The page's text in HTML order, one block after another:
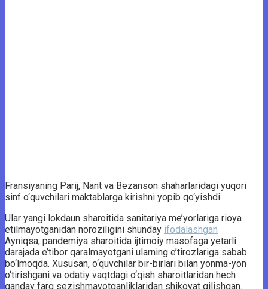
Fransiyaning Parij, Nant va Bezanson shaharlaridagi yuqori
sinf o‘quvchilari maktablarga kirishni yopib qo‘yishdi.
Ular yangi lokdaun sharoitida sanitariya me’yorlariga rioya
etilmayotganidan noroziligini shunday ifodalashgan
Ayniqsa, pandemiya sharoitida ijtimoiy masofaga yetarli
darajada e’tibor qaralmayotgani ularning e’tirozlariga sabab
bo‘lmoqda. Xususan, o‘quvchilar bir-birlari bilan yonma-yon
o‘tirishgani va odatiy vaqtdagi o‘qish sharoitlaridan hech
qanday farq sezishmayotganliklaridan shikoyat qilishgan.